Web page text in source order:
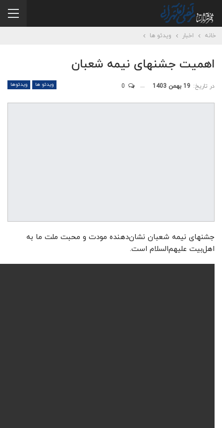
خانه اخبار ویدئو ها
اهمیت جشنهای نیمه شعبان
ویدئو ها ویدئوها در تاریخ: 19 بهمن 1403
جشنهای نیمه شعبان نشان‌دهنده مودت و محبت ملت ما به
اهل‌بیت علیهم‌السلام است.